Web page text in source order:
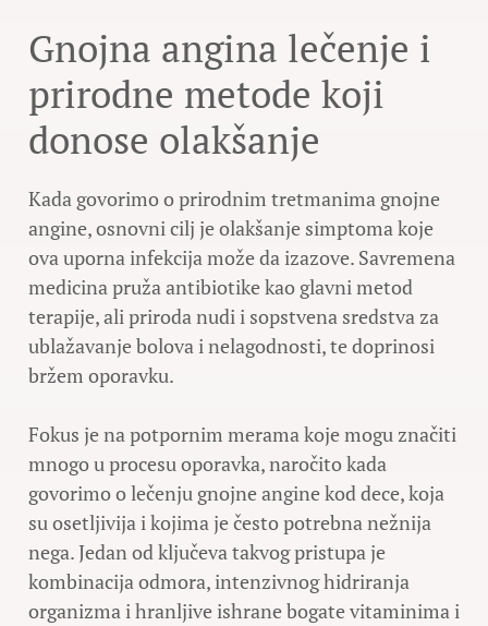
Gnojna angina lečenje i
prirodne metode koji
donose olakšanje
Kada govorimo o prirodnim tretmanima gnojne
angine, osnovni cilj je olakšanje simptoma koje
ova uporna infekcija može da izazove. Savremena
medicina pruža antibiotike kao glavni metod
terapije, ali priroda nudi i sopstvena sredstva za
ublažavanje bolova i nelagodnosti, te doprinosi
bržem oporavku.
Fokus je na potpornim merama koje mogu značiti
mnogo u procesu oporavka, naročito kada
govorimo o lečenju gnojne angine kod dece, koja
su osetljivija i kojima je često potrebna nežnija
nega. Jedan od ključeva takvog pristupa je
kombinacija odmora, intenzivnog hidriranja
organizma i hranljive ishrane bogate vitaminima i